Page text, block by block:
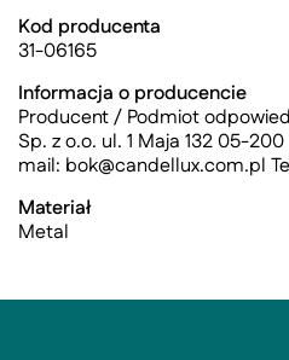
Kod producenta
31-06165
Informacja o producencie
Producent / Podmiot
Sp. z o.o. ul. 1 Maja 132 05-
mail: bok@candellux.com.pl
Materiał
Metal